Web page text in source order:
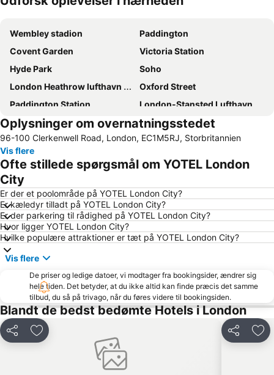
Udvid kort
Wembley stadion
Paddington
Covent Garden
Victoria Station
Hyde Park
Soho
London Heathrow lufthavn (LHR)
Oxford Street
Paddington Station
London-Stansted Lufthavn
Kensington
London Gatwick Airport
Liverpool Street Station
Piccadilly Circus
Camden Town
Emirates Stadium
Bloomsbury
Big Ben
Bayswater
Tottenham Hotspur Stadium
Kings Cross
Tottenham
Earls Court
London Bridge
Wembley
Shoreditch
Marylebone
Waterloo Station
South Kensington
The O2 Arena
Islington
Tower Bridge
Oplysninger om overnatningsstedet
96-100 Clerkenwell Road, London, EC1M5RJ, Storbritannien
Vis flere
Ofte stillede spørgsmål om YOTEL London
City
Er der et poolområde på YOTEL London City?
Er kæledyr tilladt på YOTEL London City?
Er der parkering til rådighed på YOTEL London City?
Hvor ligger YOTEL London City?
Hvilke populære attraktioner er tæt på YOTEL London City?
Vis flere
De priser og ledige datoer, vi modtager fra bookingsider, ændrer sig
hele tiden. Det betyder, at du ikke altid kan finde præcis det samme
tilbud, du så på trivago, når du føres videre til bookingsiden.
Blandt de bedst bedømte Hotels i London
Del Føj til favoritter Del